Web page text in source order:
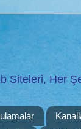
Siteleri, Her